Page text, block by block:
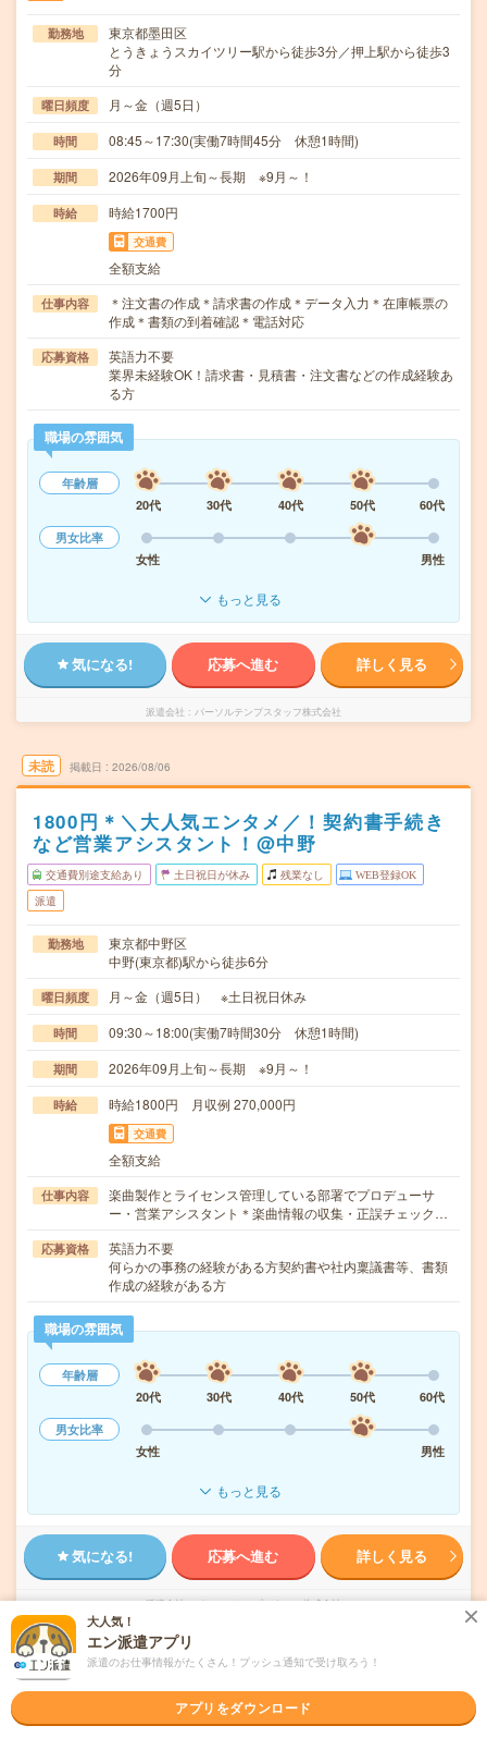
勤務地
東京都墨田区
とうきょうスカイツリー駅から徒歩3分／押上駅から徒歩3
分
曜日頻度 月～金（週5日）
時間 08:45～17:30(実働7時間45分 休憩1時間)
期間 2026年09月上旬～長期 ※9月～！
時給 時給1700円
交通費
全額支給
仕事内容
＊注文書の作成＊請求書の作成＊データ入力＊在庫帳票の
作成＊書類の到着確認＊電話対応
応募資格
英語力不要
業界未経験OK！請求書・見積書・注文書などの作成経験あ
る方
職場の雰囲気
年齢層
20代
30代 40代 50代
60代
男女比率
女性
男性
もっと見る
気になる! 応募へ進む 詳しく見る
派遣会社 パーソルテンプスタッフ株式会社
未読 掲載日 2026/08/06
1800円＊＼大人気エンタメ／！契約書手続き
など営業アシスタント！@中野
交通費別途支給あり 土日祝日が休み 残業なし WEB登録OK
派遣
勤務地
東京都中野区
中野(東京都)駅から徒歩6分
曜日頻度 月～金（週5日） ※土日祝日休み
時間 09:30～18:00(実働7時間30分 休憩1時間)
期間 2026年09月上旬～長期 ※9月～！
時給 時給1800円 月収例 270,000円
交通費
全額支給
仕事内容
楽曲製作とライセンス管理している部署でプロデューサ
ー・営業アシスタント＊楽曲情報の収集・正誤チェック…
応募資格
英語力不要
何らかの事務の経験がある方契約書や社内稟議書等、書類
作成の経験がある方
職場の雰囲気
年齢層
20代
30代 40代 50代
60代
男女比率
女性
男性
もっと見る
気になる! 応募へ進む 詳しく見る
派遣会社 パーソルテンプスタッフ株式会社
未読 掲載日 2026/08/06
1750円＊＼いまどきIT企業で働こう／法人対
大人気！
エン派遣アプリ
派遣のお仕事情報がたくさん！プッシュ通知で受け取ろう！
アプリをダウンロード